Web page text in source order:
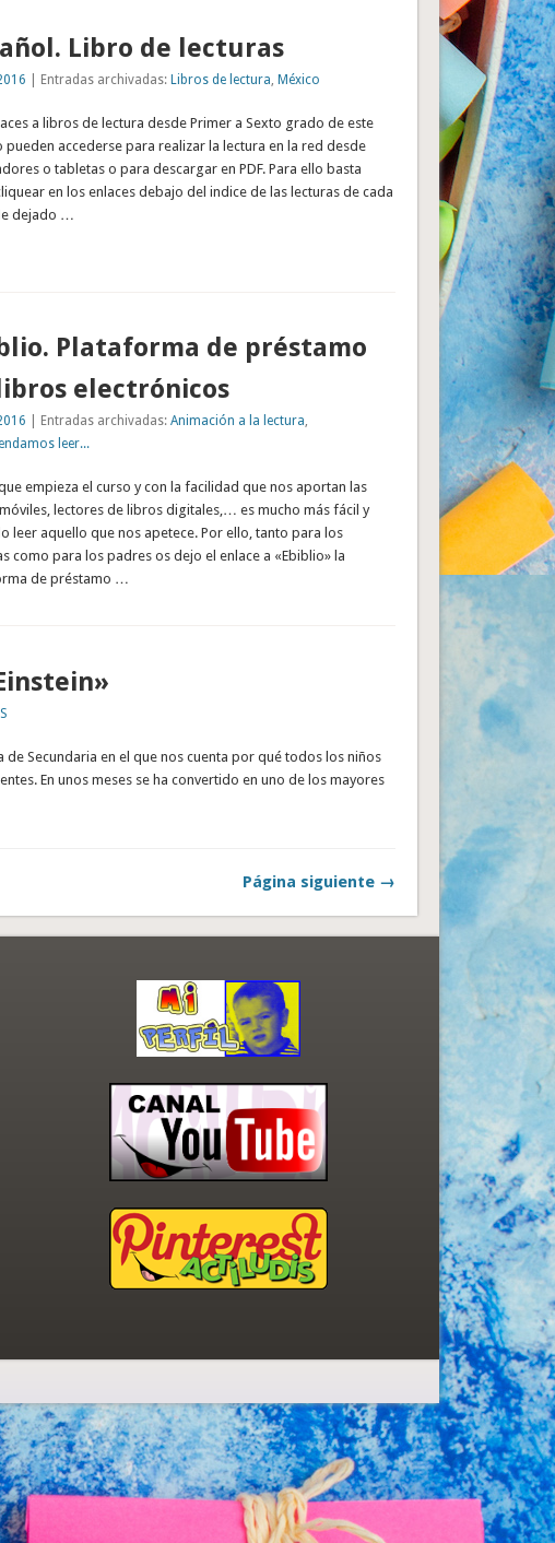
Libro de lecturas
| Entradas archivadas: Libros de lectura, México
a libros de lectura desde Primer a Sexto grado de este
pueden accederse para realizar la lectura en la red desde
o tabletas o para descargar en PDF. Para ello basta
en los enlaces debajo del indice de las lecturas de cada
dejado …
Plataforma de préstamo
electrónicos
| Entradas archivadas: Animación a la lectura,
leer...
empieza el curso y con la facilidad que nos aportan las
lectores de libros digitales,… es mucho más fácil y
leer aquello que nos apetece. Por ello, tanto para los
como para los padres os dejo el enlace a «Ebiblio» la
de préstamo …
Secundaria en el que nos cuenta por qué todos los niños
En unos meses se ha convertido en uno de los mayores
Página siguiente →